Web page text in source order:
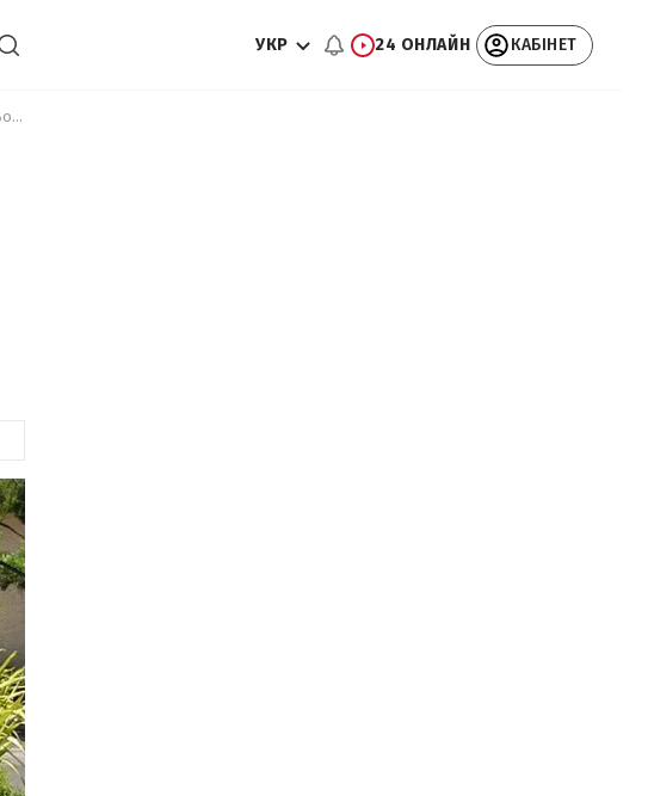
УКР 24 ОНЛАЙН КАБІНЕТ
eBay заборонив продавати зілля, заклинання, благословення і прокльони